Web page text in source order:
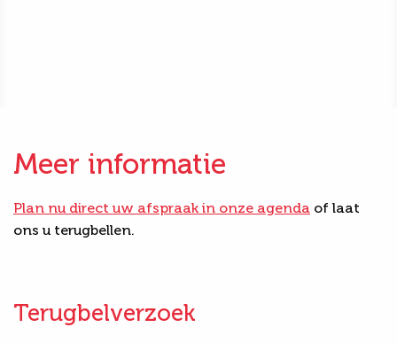
Meer informatie
Plan nu direct uw afspraak in onze agenda of laat
ons u terugbellen.
Terugbelverzoek